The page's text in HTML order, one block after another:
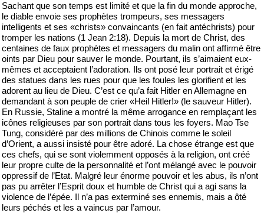
Sachant que son temps est limité et que la fin du monde approche,
le diable envoie ses prophètes trompeurs, ses messagers
intelligents et ses «christs» convaincants (en fait antéchrists) pour
tromper les nations (1 Jean 2:18). Depuis la mort de Christ, des
centaines de faux prophètes et messagers du malin ont affirmé être
oints par Dieu pour sauver le monde. Pourtant, ils s’aimaient eux-
mêmes et acceptaient l’adoration. Ils ont posé leur portrait et érigé
des statues dans les rues pour que les foules les glorifient et les
adorent au lieu de Dieu. C’est ce qu’a fait Hitler en Allemagne en
demandant à son peuple de crier «Heil Hitler!» (le sauveur Hitler).
En Russie, Staline a montré la même arrogance en remplaçant les
icônes religieuses par son portrait dans tous les foyers. Mao Tse
Tung, considéré par des millions de Chinois comme le soleil
d’Orient, a aussi insisté pour être adoré. La chose étrange est que
ces chefs, qui se sont violemment opposés à la religion, ont créé
leur propre culte de la personnalité et l’ont mélangé avec le pouvoir
oppressif de l’Etat. Malgré leur énorme pouvoir et les abus, ils n’ont
pas pu arrêter l’Esprit doux et humble de Christ qui a agi sans la
violence de l’épée. Il n’a pas exterminé ses ennemis, mais a ôté
leurs péchés et les a vaincus par l’amour.